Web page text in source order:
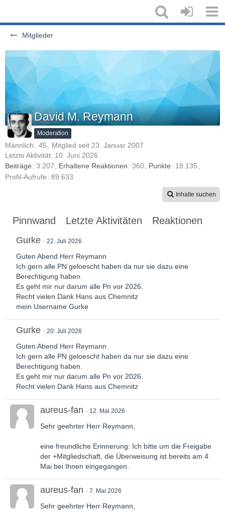
Mitglieder
David M. Reymann
Moderation
Männlich 45
Mitglied seit 23. Januar 2007
Letzte Aktivität: 10. Juni 2026
Beiträge
3.207 Erhaltene Reaktionen 360 Punkte
18.135
Profil-Aufrufe
89.633
Inhalte suchen
Pinnwand Letzte Aktivitäten Reaktionen
Gurke 22. Juli 2026
Guten Abend Herr Reymann
Ich gern alle PN geloescht haben da nur sie dazu eine
Berechtigung haben.
Es geht mir nur darum alle Pn vor 2026.
Recht vielen Dank Hans aus Chemnitz
mein Username Gurke
Gurke 20. Juli 2026
Guten Abend Herr Reymann
Ich gern alle PN geloescht haben da nur sie dazu eine
Berechtigung haben.
Es geht mir nur darum alle Pn vor 2026.
Recht vielen Dank Hans aus Chemnitz
aureus-fan 12. Mai 2026
Sehr geehrter Herr Reymann,
eine freundliche Erinnerung: Ich bitte um die Freigabe
der +Mitgliedschaft, die Überweisung ist bereits am 4.
Mai bei Ihnen eingegangen.
aureus-fan 7. Mai 2026
Sehr geehrter Herr Reymann,